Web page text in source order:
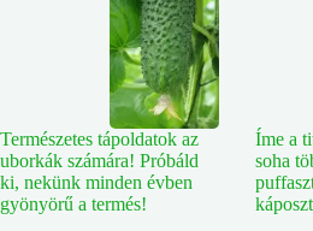
Természetes tápoldatok az
uborkák számára! Próbáld
ki, nekünk minden évben
gyönyörű a termés!
Íme a
soha